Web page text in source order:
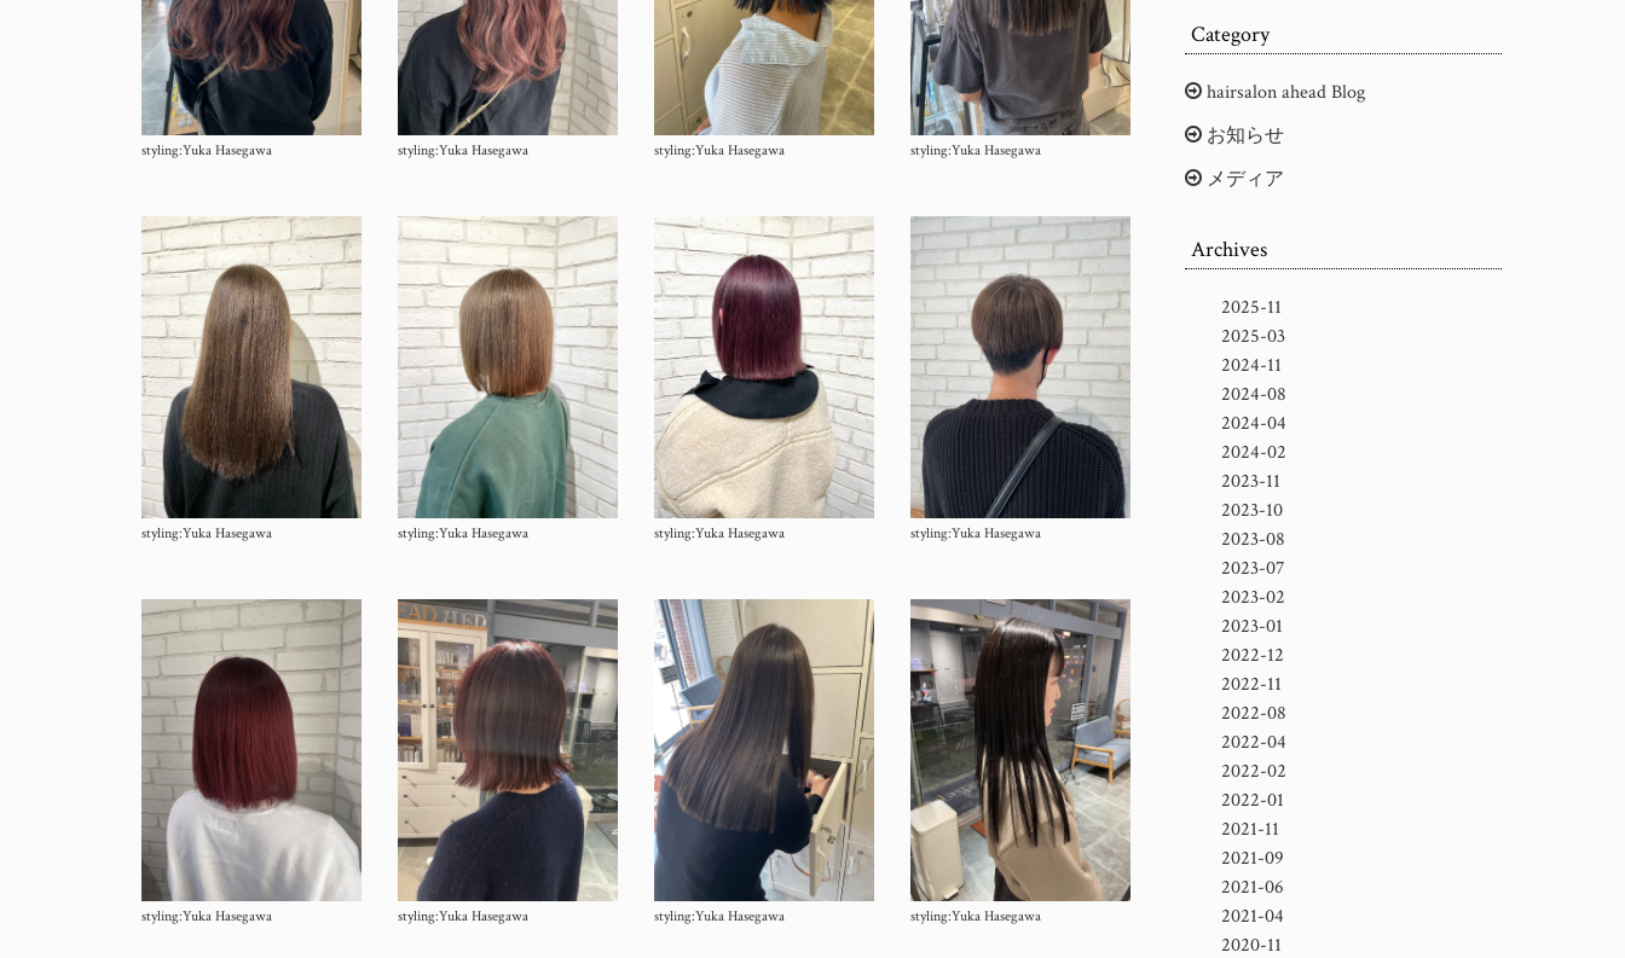
styling:Yuka Hasegawa styling:Yuka Hasegawa styling:Yuka Hasegawa styling:Yuka Hasegawa
styling:Yuka Hasegawa styling:Yuka Hasegawa styling:Yuka Hasegawa styling:Yuka Hasegawa
styling:Yuka Hasegawa styling:Yuka Hasegawa styling:Yuka Hasegawa styling:Yuka Hasegawa
Category
hairsalon ahead Blog
お知らせ
メディア
Archives
2025-11
2025-03
2024-11
2024-08
2024-04
2024-02
2023-11
2023-10
2023-08
2023-07
2023-02
2023-01
2022-12
2022-11
2022-08
2022-04
2022-02
2022-01
2021-11
2021-09
2021-06
2021-04
2020-11